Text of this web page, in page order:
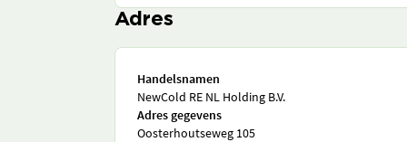
Adres
Handelsnamen
NewCold RE NL Holding B.V.
Adres gegevens
Oosterhoutseweg 105